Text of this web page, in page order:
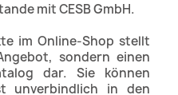
mit CESB GmbH.
im Online-Shop stellt
sondern einen
dar. Sie können
unverbindlich in den